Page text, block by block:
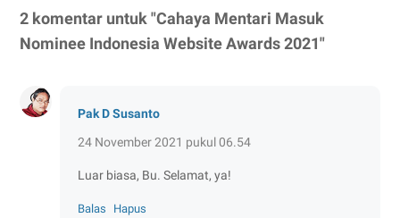
2 komentar untuk "Cahaya Mentari Masuk
Nominee Indonesia Website Awards 2021"
Pak D Susanto
24 November 2021 pukul 06.54
Luar biasa, Bu. Selamat, ya!
Balas Hapus